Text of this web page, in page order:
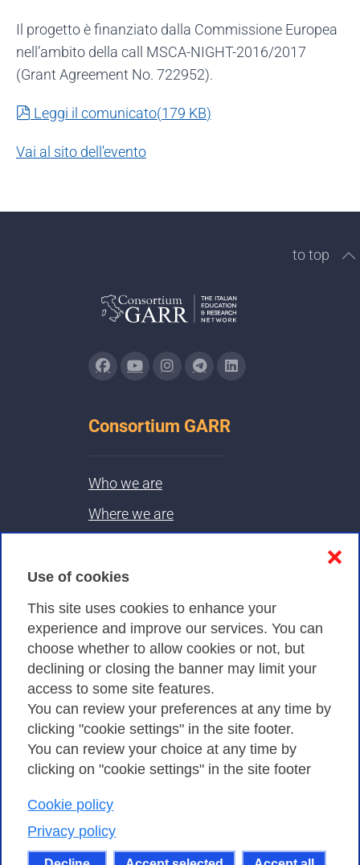
Use of cookies
This site uses cookies to enhance your
experience and improve our services. You can
choose whether to allow cookies or not, but
declining or closing the banner may limit your
access to some site features.
You can review your preferences at any time by
clicking "cookie settings" in the site footer.
You can review your choice at any time by
clicking on "cookie settings" in the site footer
Cookie policy
Privacy policy
❌
Il progetto è finanziato dalla Commissione Europea
nell’ambito della call MSCA-NIGHT-2016/2017
(Grant Agreement No. 722952).
pdf
Leggi il comunicato(179 KB)
Vai al sito dell'evento
to top
Consortium GARR
Who we are
Where we are
Privacy
Privacy Policy
Cookies Policy
Amministrazione trasparente
Consortium GARR - Via dei Tizii, 6 - 00185 Rome
| Phone 0649622000 - Fax 0649622044 | CF 97284570583 – PI
07577141000 | Recipient Code 7EU9KEU |